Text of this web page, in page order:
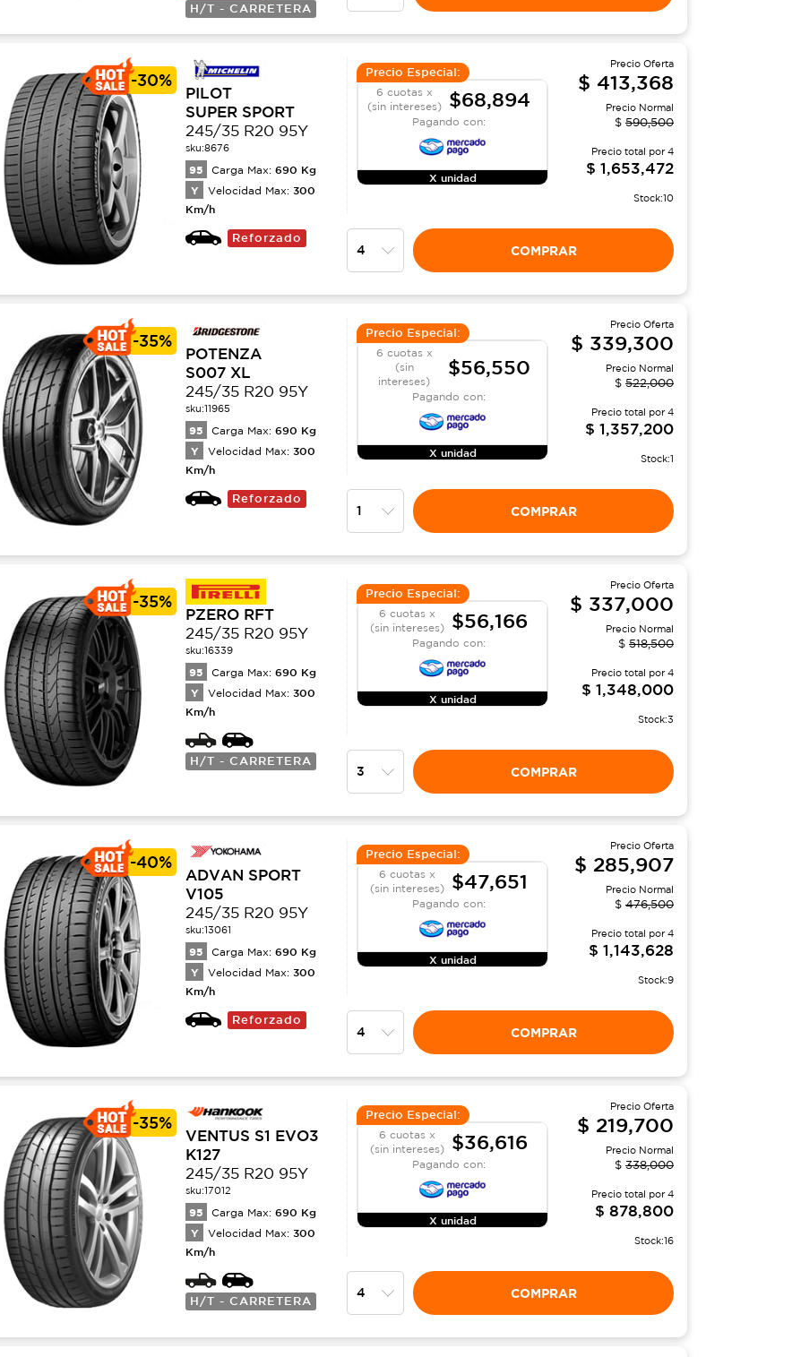
H/T - CARRETERA
-30%
PILOT
SUPER SPORT
245/35 R20 95Y
sku:8676
95 Carga Max: 690 Kg
Y Velocidad Max: 300
Km/h
Reforzado
Precio Especial:
6 cuotas x
(sin intereses)
$68,894
Pagando con:
X unidad
Precio Oferta
$ 413,368
Precio Normal
$ 590,500
Precio total por4
$ 1,653,472
Stock:10
COMPRAR
-35%
POTENZA
S007 XL
245/35 R20 95Y
sku:11965
95 Carga Max: 690 Kg
Y Velocidad Max: 300
Km/h
Reforzado
Precio Especial:
6 cuotas x
(sin
intereses)
$56,550
Pagando con:
X unidad
Precio Oferta
$ 339,300
Precio Normal
$ 522,000
Precio total por4
$ 1,357,200
Stock:1
COMPRAR
-35%
PZERO RFT
245/35 R20 95Y
sku:16339
95 Carga Max: 690 Kg
Y Velocidad Max: 300
Km/h
H/T - CARRETERA
Precio Especial:
6 cuotas x
(sin intereses)
$56,166
Pagando con:
X unidad
Precio Oferta
$ 337,000
Precio Normal
$ 518,500
Precio total por4
$ 1,348,000
Stock:3
COMPRAR
-40%
ADVAN SPORT
V105
245/35 R20 95Y
sku:13061
95 Carga Max: 690 Kg
Y Velocidad Max: 300
Km/h
Reforzado
Precio Especial:
6 cuotas x
(sin intereses)
$47,651
Pagando con:
X unidad
Precio Oferta
$ 285,907
Precio Normal
$ 476,500
Precio total por4
$ 1,143,628
Stock:9
COMPRAR
-35%
VENTUS S1 EVO3
K127
245/35 R20 95Y
sku:17012
95 Carga Max: 690 Kg
Y Velocidad Max: 300
Km/h
H/T - CARRETERA
Precio Especial:
6 cuotas x
(sin intereses)
$36,616
Pagando con:
X unidad
Precio Oferta
$ 219,700
Precio Normal
$ 338,000
Precio total por4
$ 878,800
Stock:16
COMPRAR